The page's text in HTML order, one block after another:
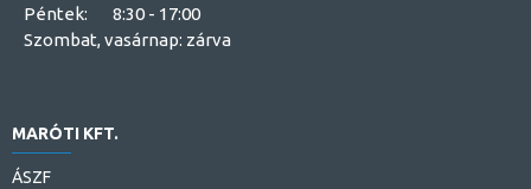
Péntek: 8:30 - 17:00
Szombat, vasárnap: zárva
MARÓTI KFT.
ÁSZF